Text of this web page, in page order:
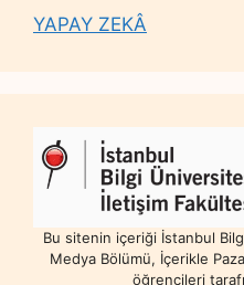
YAPAY ZEKÂ
Bu sitenin içeriği İstanbul
Medya Bölümü, İçerikle
öğrencileri